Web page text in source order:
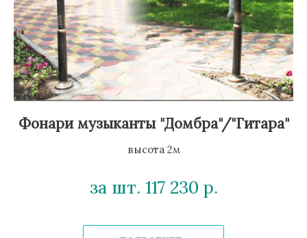
Фонари музыканты "Домбра"/"Гитара"
высота 2м
за шт. 117 230 р.